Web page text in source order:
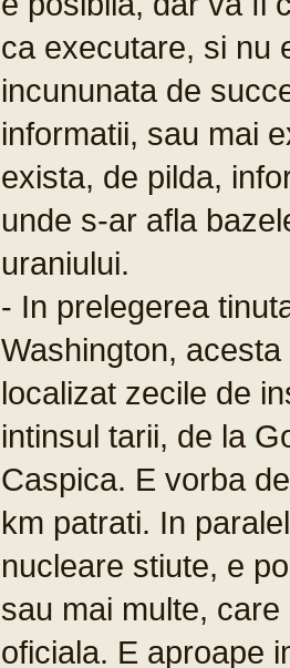
ca executare, si nu
incununata de
informatii, sau mai
exista, de pilda,
unde s-ar afla
uraniului.
- In prelegerea
Washington,
localizat zecile de
intinsul tarii, de la
Caspica. E vorba
km patrati. In
nucleare stiute, e
sau mai multe,
oficiala. E aproape